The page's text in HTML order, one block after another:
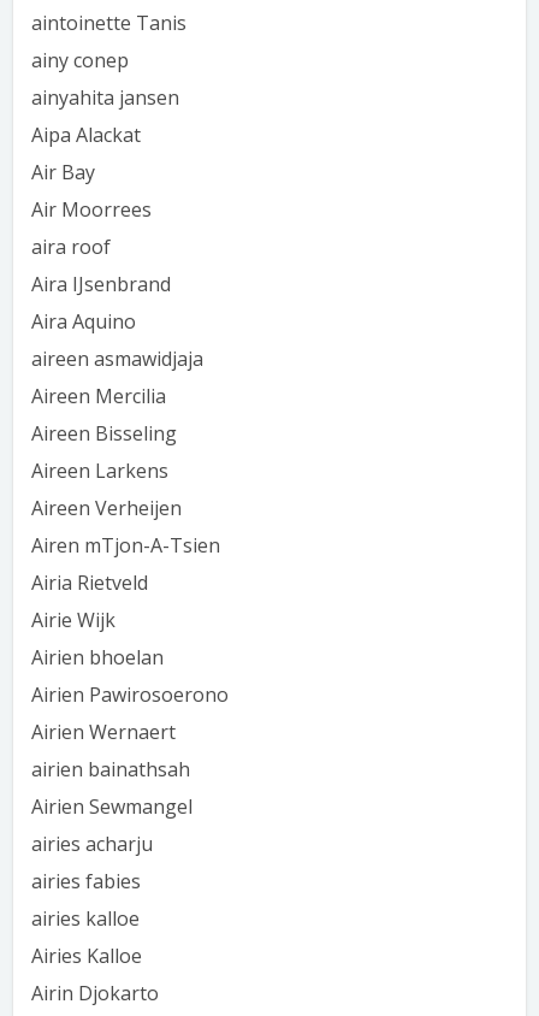
aintoinette Tanis
ainy conep
ainyahita jansen
Aipa Alackat
Air Bay
Air Moorrees
aira roof
Aira IJsenbrand
Aira Aquino
aireen asmawidjaja
Aireen Mercilia
Aireen Bisseling
Aireen Larkens
Aireen Verheijen
Airen mTjon-A-Tsien
Airia Rietveld
Airie Wijk
Airien bhoelan
Airien Pawirosoerono
Airien Wernaert
airien bainathsah
Airien Sewmangel
airies acharju
airies fabies
airies kalloe
Airies Kalloe
Airin Djokarto